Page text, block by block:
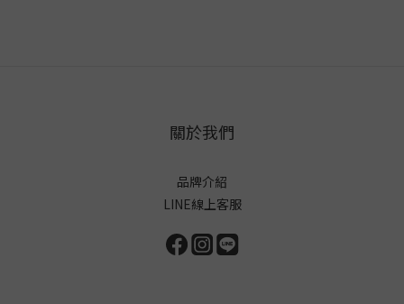
關於我們
品牌介紹
LINE線上客服